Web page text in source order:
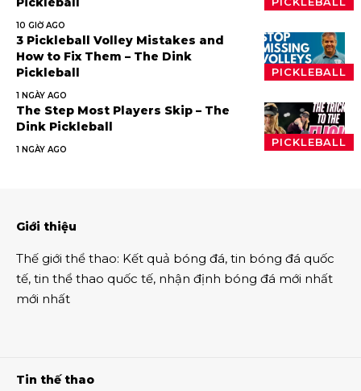
10 GIỜ AGO
PICKLEBALL
3 Pickleball Volley Mistakes and
How to Fix Them – The Dink
Pickleball
1 NGÀY AGO
PICKLEBALL
The Step Most Players Skip – The
Dink Pickleball
1 NGÀY AGO
Giới thiệu
Thế giới thể thao: Kết quả bóng đá, tin bóng đá quốc
tế, tin thể thao quốc tế, nhận định bóng đá mới nhất
mới nhất
Tin thế thao